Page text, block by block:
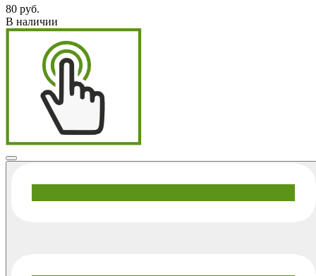
80 руб.
В наличии